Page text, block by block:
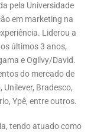
pela Universidade
em marketing na
Liderou a
últimos 3 anos,
e Ogilvy/David.
do mercado de
Unilever, Bradesco,
Ypê, entre outros.
tendo atuado como